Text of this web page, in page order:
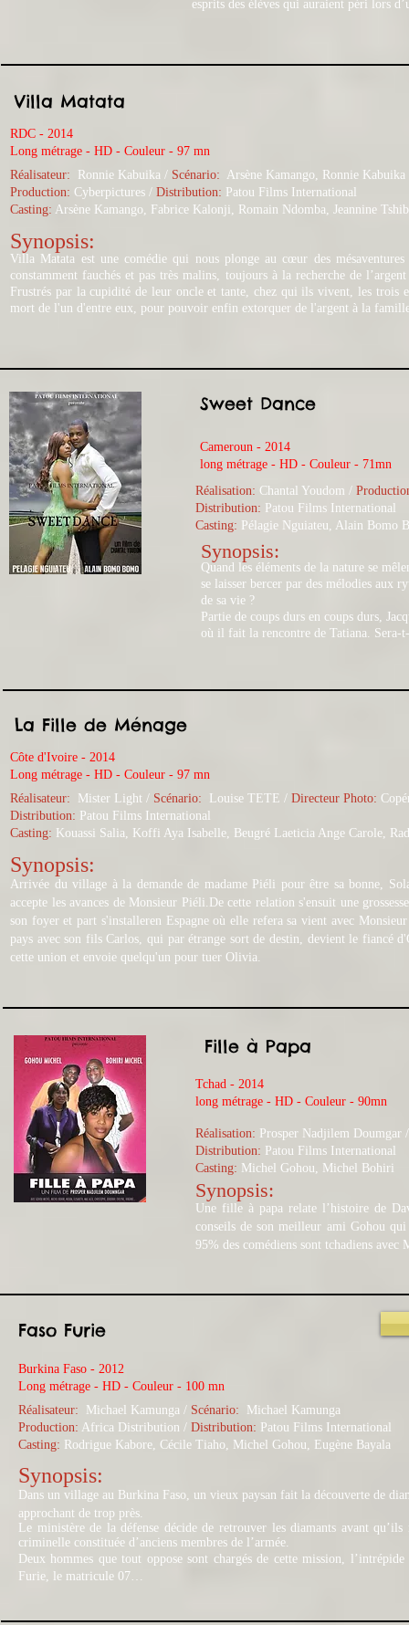
esprits des élèves qui auraient péri lors
Villa Matata
RDC - 2014
Long métrage - HD - Couleur - 97 mn
Réalisateur:
Ronnie Kabuika / Scénario: Arsène Kamango, Ronnie Kabuika
Production: Cyberpictures / Distribution: Patou Films International
Casting: Arsène Kamango, Fabrice Kalonji, Romain Ndomba, Jeannine
Synopsis:
Villa Matata est une comédie qui nous plonge au cœur des
constamment fauchés et pas très malins, toujours à la recherche de
Frustrés par la cupidité de leur oncle et tante, chez qui ils vivent, les trois
mort de l'un d'entre eux, pour pouvoir enfin extorquer de l'argent à la
Sweet Dance
Cameroun - 2014
long métrage - HD - Couleur - 71mn
Réalisation: Chantal Youdom /
Distribution: Patou Films International
Casting: Pélagie Nguiateu, Alain Bomo
Synopsis:
Quand les éléments de la nature se
se laisser bercer par des mélodies aux
de sa vie ?
Partie de coups durs en coups durs,
où il fait la rencontre de Tatiana. Sera-
La Fille de Ménage
Côte d'Ivoire - 2014
Long métrage - HD - Couleur - 97 mn
Réalisateur:
Mister Light / Scénario: Louise TETE ​ / Directeur Photo:
Distribution: Patou Films International
Casting: Kouassi Salia, Koffi Aya Isabelle, Beugré Laeticia Ange Carole,
Synopsis:
Arrivée du village à la demande de madame Piéli pour être sa bonne,
accepte les avances de Monsieur Piéli.De cette relation s'ensuit une
son foyer et part s'installeren Espagne où elle refera sa vient avec
pays avec son fils Carlos, qui par étrange sort de destin, devient le fiancé
cette union et envoie quelqu'un pour tuer Olivia.
Fille à Papa
Tchad - 2014
long métrage - HD - Couleur - 90mn
Réalisation: Prosper Nadjilem Doumgar
Distribution: Patou Films International
Casting: Michel Gohou, Michel Bohiri
Synopsis:
Une fille à papa relate l’histoire de
conseils de son meilleur ami Gohou
95% des comédiens sont tchadiens
Faso Furie
Burkina Faso - 2012
Long métrage - HD - Couleur - 100 mn
Réalisateur:
Michael Kamunga / Scénario:
Michael Kamunga
Production: Africa Distribution / Distribution: Patou Films International
Casting: Rodrigue Kabore, Cécile Tiaho, Michel Gohou, Eugène Bayala
Synopsis:
Dans un village au Burkina Faso, un vieux paysan fait la découverte de
approchant de trop près.
Le ministère de la défense décide de retrouver les diamants avant
criminelle constituée d’anciens membres de l’armée.
Deux hommes que tout oppose sont chargés de cette mission,
Furie, le matricule 07…